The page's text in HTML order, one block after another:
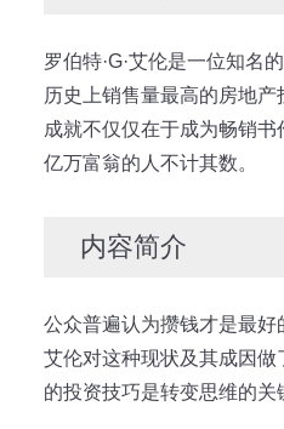
罗伯特·G·艾伦是一位知名
历史上销售量最高的房地
成就不仅仅在于成为畅销
亿万富翁的人不计其数。
内容简介
公众普遍认为攒钱才是最好
艾伦对这种现状及其成因
的投资技巧是转变思维的关